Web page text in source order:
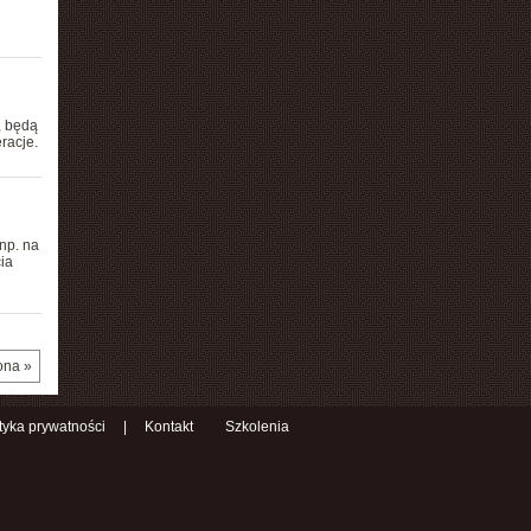
będą
na
»
prywatności Kontakt Szkolenia